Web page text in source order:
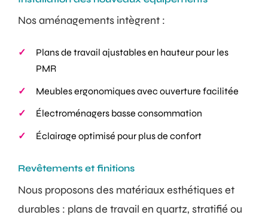
Nos aménagements intègrent :
Plans de travail ajustables en hauteur pour les
PMR
Meubles ergonomiques avec ouverture facilitée
Électroménagers basse consommation
Éclairage optimisé pour plus de confort
Revêtements et finitions
Nous proposons des matériaux esthétiques et
durables : plans de travail en quartz, stratifié ou